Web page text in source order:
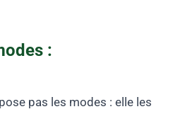
:
pas les modes : elle les